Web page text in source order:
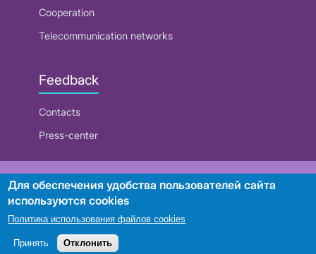
Cooperation
Telecommunication networks
Feedback
Contacts
Press-center
RUE "Beltelecom"
Search
Для обеспечения удобства пользователей сайта
используются cookies
Политика использования файлов cookies
Принять Отклонить